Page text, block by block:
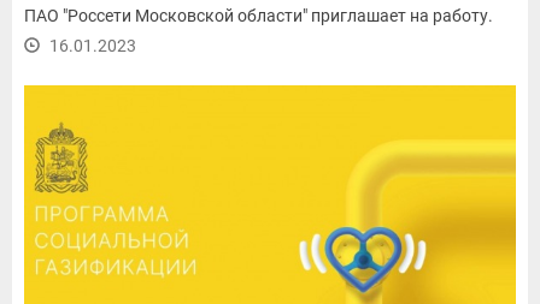
ПАО "Россети Московской области" приглашает на работу.
16.01.2023